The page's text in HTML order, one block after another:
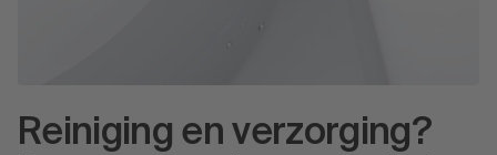
Reiniging en verzorging?